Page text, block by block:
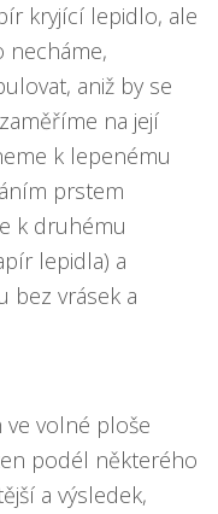
kryjící lepidlo, ale
necháme,
aniž by se
na její
k lepenému
prstem
k druhému
lepidla) a
bez vrásek a
ve volné ploše
podél některého
a výsledek,